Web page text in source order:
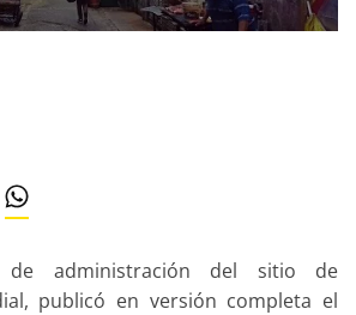
de administración del sitio de
publicó en versión completa el